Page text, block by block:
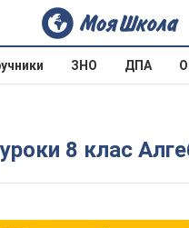
ЗНО ДПА
уроки 8 клас